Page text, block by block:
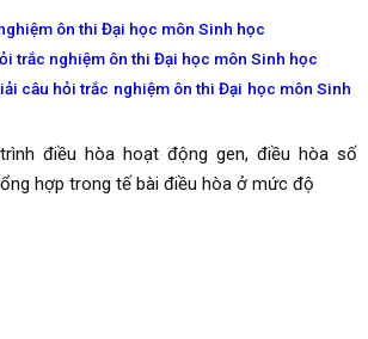
ôn thi Đại học môn Sinh học
trắc nghiệm ôn thi Đại học môn Sinh học
câu hỏi trắc nghiệm ôn thi Đại học môn Sinh
điều hòa hoạt động gen, điều hòa số
hợp trong tế bài điều hòa ở mức độ